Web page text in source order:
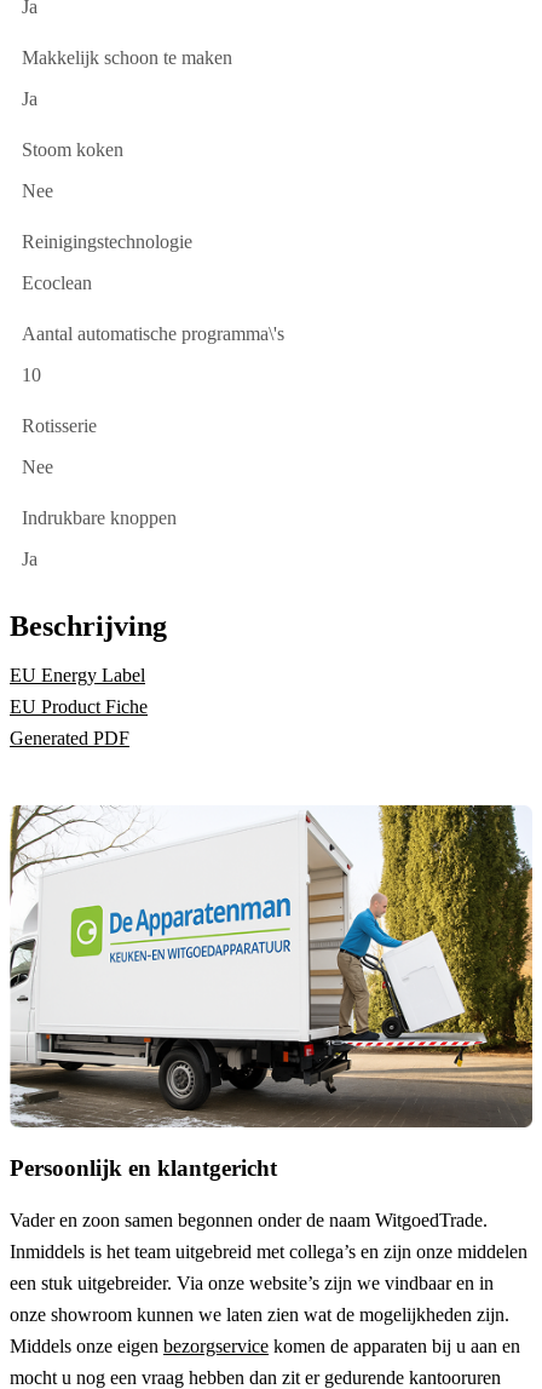
Ja
Makkelijk schoon te maken
Ja
Stoom koken
Nee
Reinigingstechnologie
Ecoclean
Aantal automatische programma\'s
10
Rotisserie
Nee
Indrukbare knoppen
Ja
Beschrijving
EU Energy Label
EU Product Fiche
Generated PDF
Persoonlijk en klantgericht
Vader en zoon samen begonnen onder de naam WitgoedTrade.
Inmiddels is het team uitgebreid met collega’s en zijn onze middelen
een stuk uitgebreider. Via onze website’s zijn we vindbaar en in
onze showroom kunnen we laten zien wat de mogelijkheden zijn.
Middels onze eigen bezorgservice komen de apparaten bij u aan en
mocht u nog een vraag hebben dan zit er gedurende kantooruren